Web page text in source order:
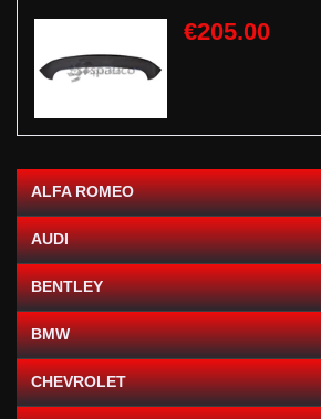
€205.00
ALFA ROMEO
AUDI
BENTLEY
BMW
CHEVROLET